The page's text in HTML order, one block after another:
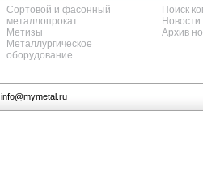
Сортовой и фасонный
металлопрокат
Метизы
Металлургическое
оборудование
Поиск
Архив
info@mymetal.ru